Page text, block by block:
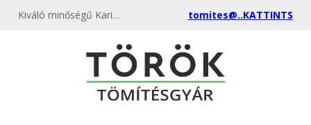
Kiváló minőségű Karima tömítés DN 6 Temasil NG 10x28x2mm kedvező áron, egyenest a gyártótól, rendeld meg most és csatlakozz a több ezer elégedett vásárlóhoz. tomites@..KATTINTS